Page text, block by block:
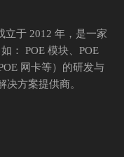
为企业形象展示、教
立于 2012 年，是一家
： POE 模块、POE
网卡等）的研发与
决方案提供商。